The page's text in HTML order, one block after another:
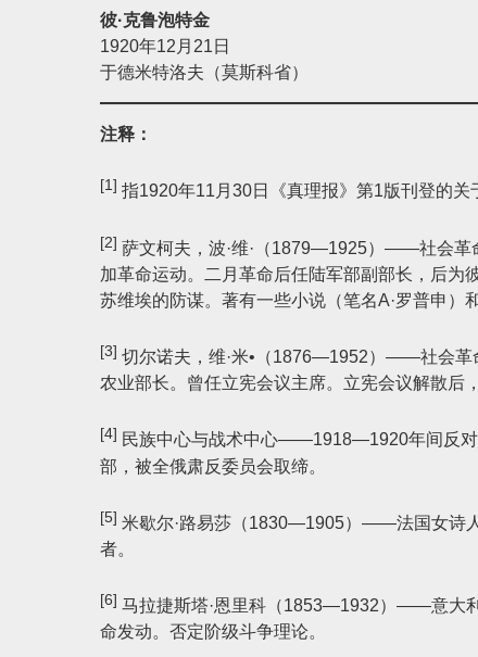
彼·克鲁泡特金
1920年12月21日
于德米特洛夫（莫斯科省）
注释：
[1] 指1920年11月30日《真理报》第1版刊登的关
[2] 萨文柯夫，波·维·（1879—1925）——社会革
加革命运动。二月革命后任陆军部副部长，后为
苏维埃的防谋。著有一些小说（笔名А·罗普申）
[3] 切尔诺夫，维·米•（1876—1952）——社会革
农业部长。曾任立宪会议主席。立宪会议解散后
[4] 民族中心与战术中心——1918—1920年间反对
部，被全俄肃反委员会取缔。
[5] 米歇尔·路易莎（1830—1905）——法国女诗
者。
[6] 马拉捷斯塔·恩里科（1853—1932）——意大
命发动。否定阶级斗争理论。